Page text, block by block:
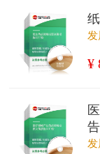
发
¥
告
发